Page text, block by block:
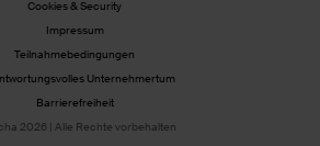
Cookies & Security
Impressum
Teilnahmebedingungen
Unternehmertum
Barrierefreiheit
2026 | Alle Rechte vorbehalten